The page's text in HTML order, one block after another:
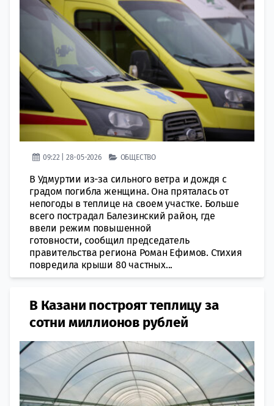
09:22 | 28-05-2026 ОБЩЕСТВО
В Удмуртии из-за сильного ветра и дождя с
градом погибла женщина. Она пряталась от
непогоды в теплице на своем участке. Больше
всего пострадал Балезинский район, где
ввели режим повышенной
готовности, сообщил председатель
правительства региона Роман Ефимов. Стихия
повредила крыши 80 частных...
В Казани построят теплицу за
сотни миллионов рублей